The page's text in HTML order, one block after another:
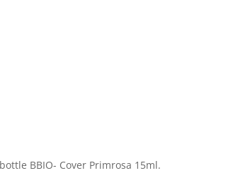
BBIO- Cover Primrosa 15ml.